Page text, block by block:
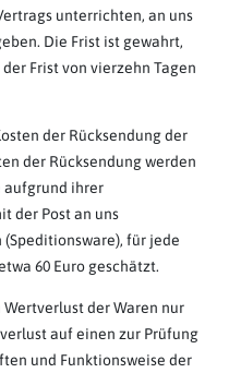
unterrichten, an uns
Die Frist ist gewahrt,
Frist von vierzehn Tagen
der Rücksendung der
der Rücksendung werden
aufgrund ihrer
der Post an uns
für jede
60 Euro geschätzt.
der Waren nur
auf einen zur Prüfung
und Funktionsweise der